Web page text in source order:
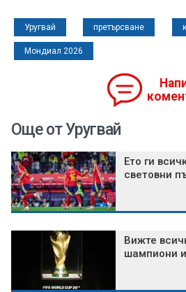
Уругвай претърсване
Мондиал 2026
Още от Уругвай
Ето ги
световни
Вижте
шампиони